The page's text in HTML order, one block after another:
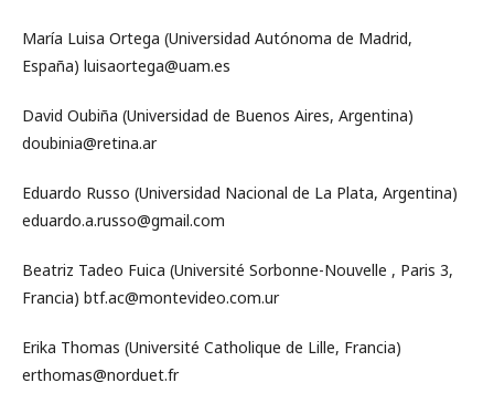
María Luisa Ortega (Universidad Autónoma de Madrid,
España) luisaortega@uam.es
David Oubiña (Universidad de Buenos Aires, Argentina)
doubinia@retina.ar
Eduardo Russo (Universidad Nacional de La Plata, Argentina)
eduardo.a.russo@gmail.com
Beatriz Tadeo Fuica (Université Sorbonne-Nouvelle , Paris 3,
Francia) btf.ac@montevideo.com.ur
Erika Thomas (Université Catholique de Lille, Francia)
erthomas@norduet.fr